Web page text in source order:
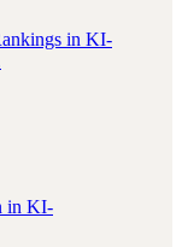
in KI-
in KI-